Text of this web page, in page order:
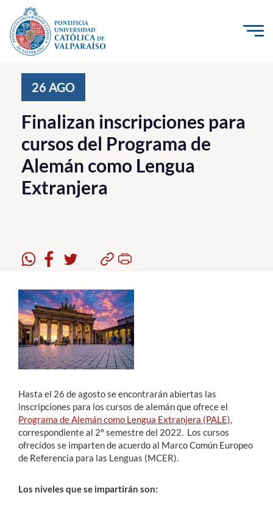
Click acá para ir directamente al contenido
Investigación, Creación e Innovación
PUCV Internacional
Vinculación con el Medio
Admisión
Formación Continua
Estudiantes
Académicos
Funcionarios
English
26 AGO
Finalizan inscripciones para
cursos del Programa de
Alemán como Lengua
Extranjera
Hasta el 26 de agosto se encontrarán abiertas las
inscripciones para los cursos de alemán que ofrece el
Programa de Alemán como Lengua Extranjera (PALE),
correspondiente al 2° semestre del 2022. Los cursos
ofrecidos se imparten de acuerdo al Marco Común Europeo
de Referencia para las Lenguas (MCER).
Los niveles que se impartirán son: